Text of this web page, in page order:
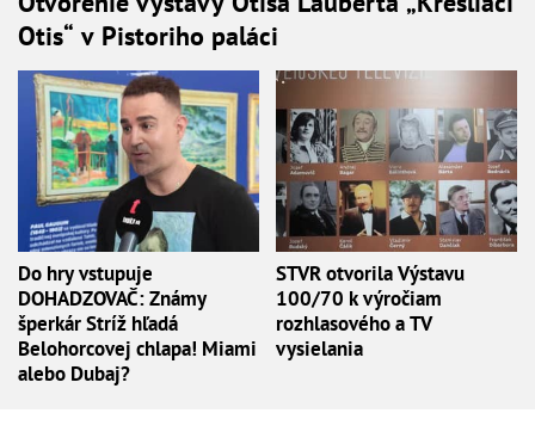
Otis“ v Pistoriho paláci
Do hry vstupuje
DOHADZOVAČ: Známy
šperkár Stríž hľadá
Belohorcovej chlapa! Miami
alebo Dubaj?
STVR otvorila Výstavu
100/70 k výročiam
rozhlasového a TV
vysielania